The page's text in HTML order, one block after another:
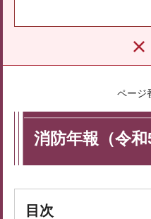
ページ
消防年報（令和
目次